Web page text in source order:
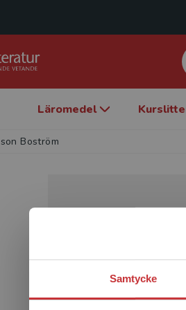
Samtycke
Läromedel
Boström